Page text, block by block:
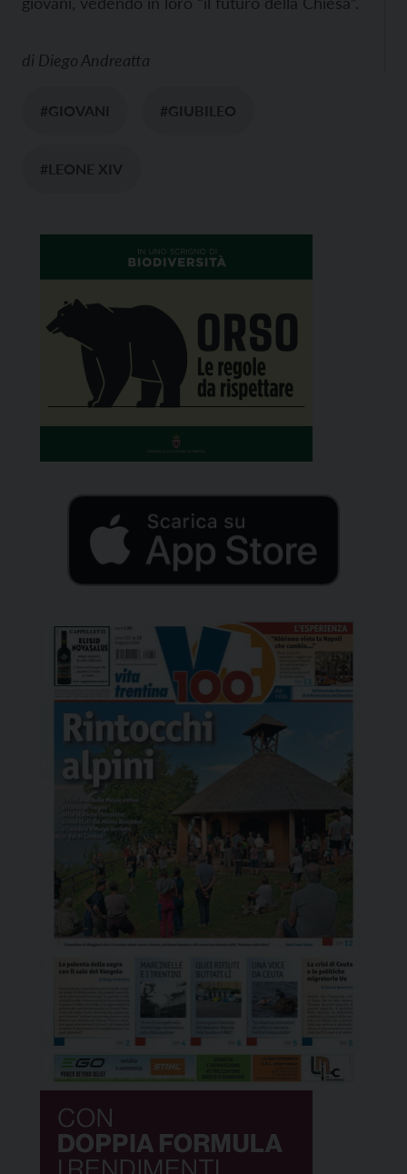
di Diego Andreatta
#GIOVANI #GIUBILEO
#LEONE XIV